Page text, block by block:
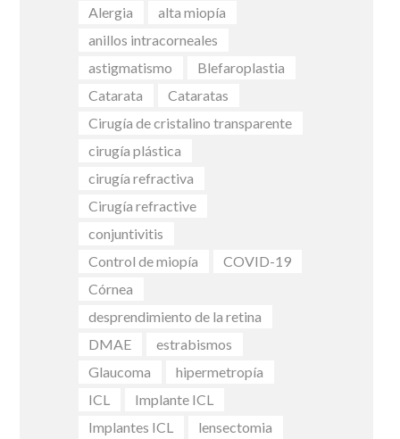
Alergia
alta miopía
anillos intracorneales
astigmatismo
Blefaroplastia
Catarata
Cataratas
Cirugía de cristalino transparente
cirugía plástica
cirugía refractiva
Cirugía refractive
conjuntivitis
Control de miopía
COVID-19
Córnea
desprendimiento de la retina
DMAE
estrabismos
Glaucoma
hipermetropía
ICL
Implante ICL
Implantes ICL
lensectomia